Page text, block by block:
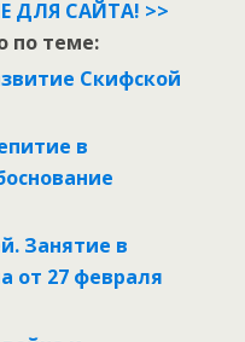
ДЛЯ САЙТА! >>
по теме:
Скифской
в
Занятие в
от 27 февраля